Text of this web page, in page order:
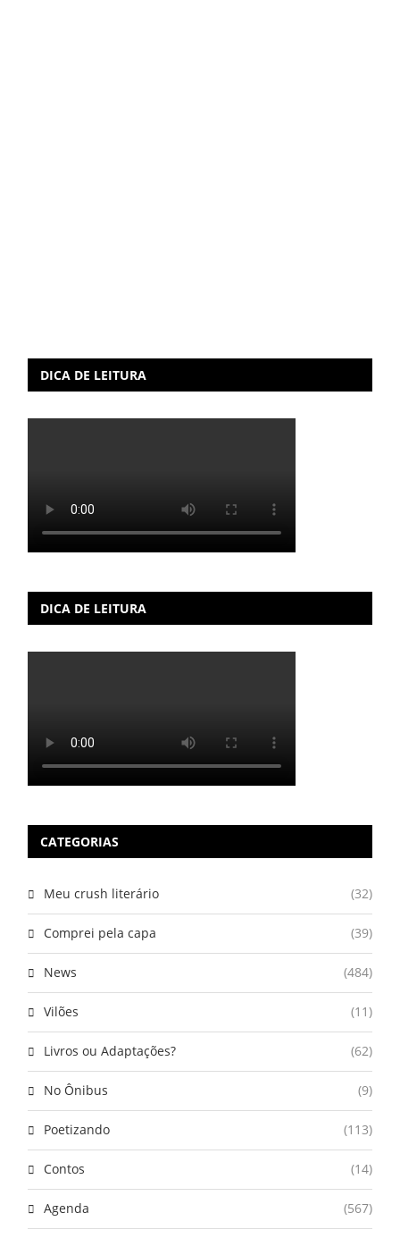
DICA DE LEITURA
DICA DE LEITURA
CATEGORIAS
Meu crush literário (32)
Comprei pela capa (39)
News (484)
Vilões (11)
Livros ou Adaptações? (62)
No Ônibus (9)
Poetizando (113)
Contos (14)
Agenda (567)